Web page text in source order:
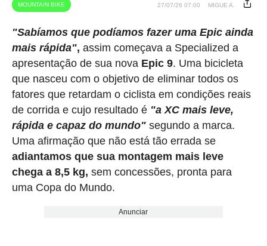
MOUNTAIN BIKE 27/07/26 07:00 MIGUE A.
"Sabíamos que podíamos fazer uma Epic ainda
mais rápida", assim começava a Specialized a
apresentação de sua nova Epic 9. Uma bicicleta
que nasceu com o objetivo de eliminar todos os
fatores que retardam o ciclista em condições reais
de corrida e cujo resultado é "a XC mais leve,
rápida e capaz do mundo" segundo a marca.
Uma afirmação que não está tão errada se
adiantamos que sua montagem mais leve
chega a 8,5 kg, sem concessões, pronta para
uma Copa do Mundo.
Anunciar